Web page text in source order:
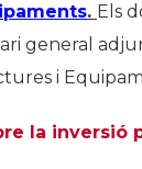
. Els
general
i
la inversió